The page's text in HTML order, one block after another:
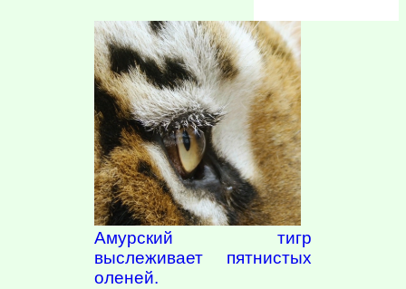
Амурский тигр
выслеживает пятнистых
оленей.